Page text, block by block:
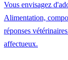
Vous envisagez
Alimentation,
réponses
affectueux.